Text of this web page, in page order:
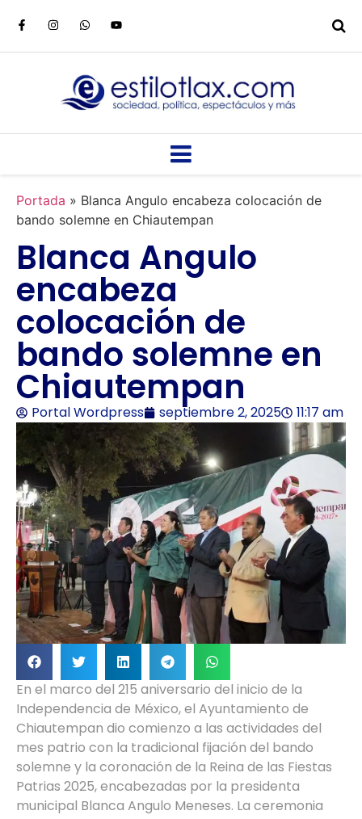
Portada » Blanca Angulo encabeza colocación de
bando solemne en Chiautempan
Blanca Angulo
encabeza
colocación de
bando solemne en
Chiautempan
Portal Wordpress septiembre 2, 2025 11:17 am
En el marco del 215 aniversario del inicio de la
Independencia de México, el Ayuntamiento de
Chiautempan dio comienzo a las actividades del
mes patrio con la tradicional fijación del bando
solemne y la coronación de la Reina de las Fiestas
Patrias 2025, encabezadas por la presidenta
municipal Blanca Angulo Meneses. La ceremonia